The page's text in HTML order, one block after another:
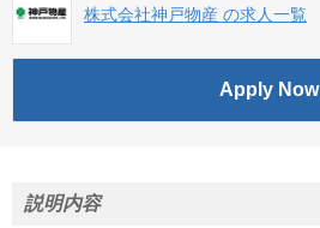
株式会社神戸物産 の求人一覧
Apply Now
説明内容